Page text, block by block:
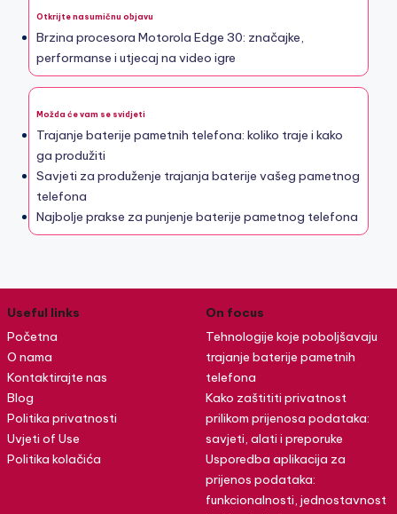
Otkrijte nasumičnu objavu
Brzina procesora Motorola Edge 30: značajke,
performanse i utjecaj na video igre
Možda će vam se svidjeti
Trajanje baterije pametnih telefona: koliko traje i kako
ga produžiti
Savjeti za produženje trajanja baterije vašeg pametnog
telefona
Najbolje prakse za punjenje baterije pametnog telefona
Useful links
Početna
O nama
Kontaktirajte nas
Blog
Politika privatnosti
Uvjeti of Use
Politika kolačića
On focus
Tehnologije koje poboljšavaju
trajanje baterije pametnih
telefona
Kako zaštititi privatnost
prilikom prijenosa podataka:
savjeti, alati i preporuke
Usporedba aplikacija za
prijenos podataka:
funkcionalnosti, jednostavnost